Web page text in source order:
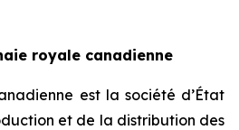
royale canadienne
est la société d’État
et de la distribution des